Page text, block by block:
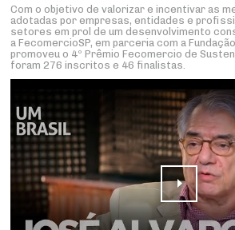
Com o objetivo de valorizar e incentivar as
adotadas por empresas, entidades e
setores em prol de um desenvolvimento
a FecomercioSP, em parceria com a
promoveu o 4º Prêmio Fecomercio de
foram 276 inscritos e 46 finalistas.